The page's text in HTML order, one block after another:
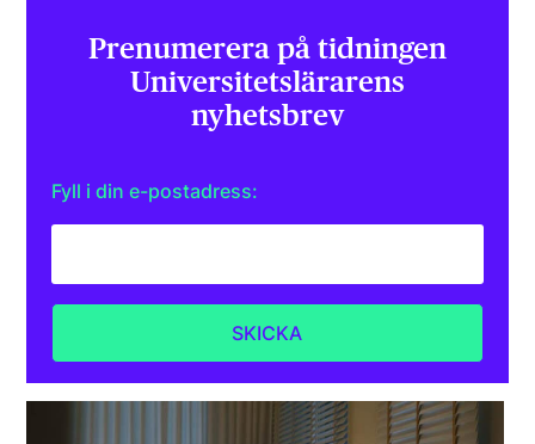
Prenumerera på tidningen
Universitets­lärarens
nyhetsbrev
Fyll i din e-postadress: